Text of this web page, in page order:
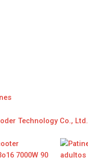
Technology Co., Ltd.